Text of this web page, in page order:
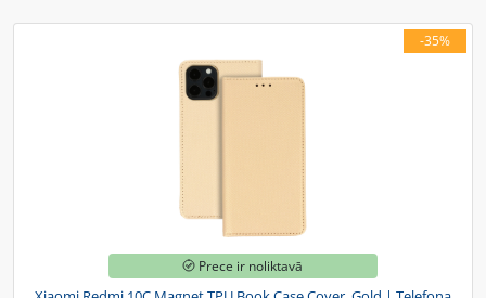
-35%
Prece ir noliktavā